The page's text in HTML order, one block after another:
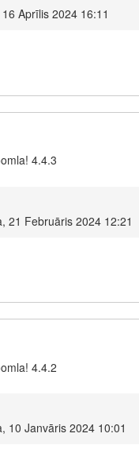
Aprīlis 2024 16:11
4.4.3
21 Februāris 2024 12:21
4.4.2
10 Janvāris 2024 10:01